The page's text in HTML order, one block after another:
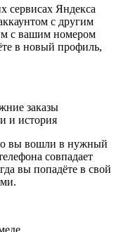
сервисах Яндекса
с другим
с вашим номером
в новый профиль,
заказы
и история
вы вошли в нужный
совпадает
вы попадёте в свой